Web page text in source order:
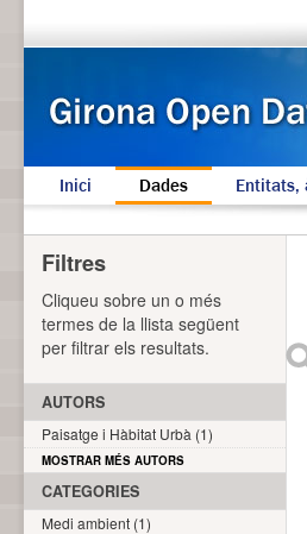
Inici Dades Entitats,
Filtres
Cliqueu sobre un o més
termes de la llista següent
per filtrar els resultats.
AUTORS
Paisatge i Hàbitat Urbà (1)
MOSTRAR MÉS AUTORS
CATEGORIES
Medi ambient (1)